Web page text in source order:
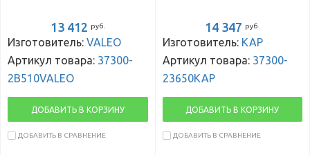
13 412 руб.
Изготовитель: VALEO
Артикул товара: 37300-
2B510VALEO
ДОБАВИТЬ В КОРЗИНУ
ДОБАВИТЬ В СРАВНЕНИЕ
14 347 руб.
Изготовитель: KAP
Артикул товара: 37300-
23650KAP
ДОБАВИТЬ В КОРЗИНУ
ДОБАВИТЬ В СРАВНЕНИЕ